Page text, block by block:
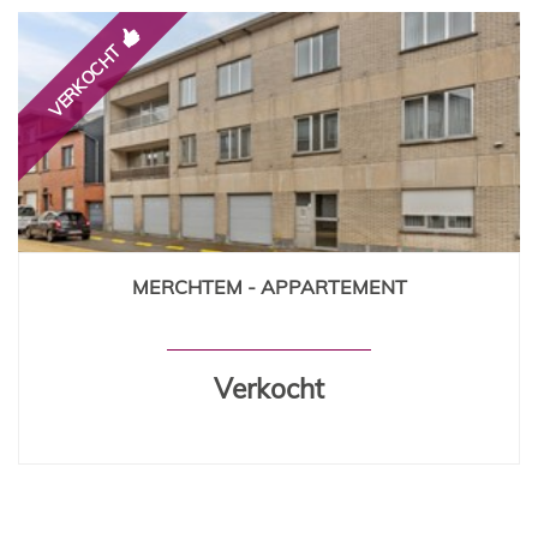
VERKOCHT
115 m² 2 1
MERCHTEM - APPARTEMENT
Verkocht